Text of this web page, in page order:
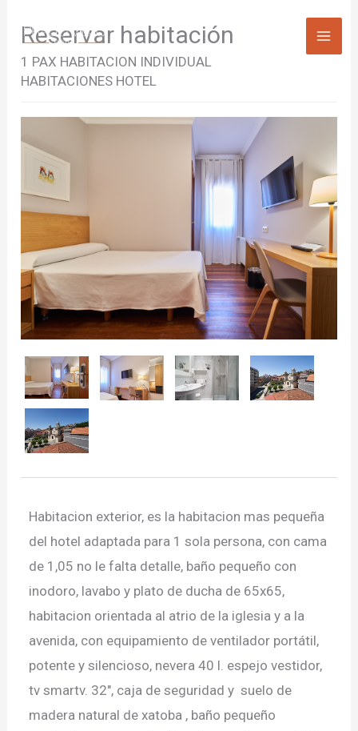
contenido
Reservar habitación
1 PAX HABITACION INDIVIDUAL
HABITACIONES HOTEL
Habitacion exterior, es la habitacion mas pequeña
del hotel adaptada para 1 sola persona, con cama
de 1,05 no le falta detalle, baño pequeño con
inodoro, lavabo y plato de ducha de 65x65,
habitacion orientada al atrio de la iglesia y a la
avenida, con equipamiento de ventilador portátil,
potente y silencioso, nevera 40 l. espejo vestidor,
tv smartv. 32", caja de seguridad y suelo de
madera natural de xatoba , baño pequeño